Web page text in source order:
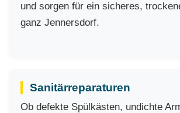
und sorgen für ein sicheres,
ganz Jennersdorf.
Sanitärreparaturen
Ob defekte Spülkästen, undichte